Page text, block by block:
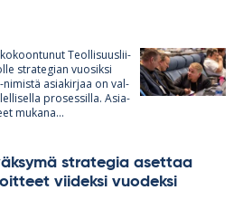
Teol­li­suus­lii­
stra­te­gian vuo­siksi
ni­mistä asia­kir­jaa on val­
pro­ses­silla. Asia­
mu­kana...
stra­te­gia aset­taa
vii­deksi vuo­deksi